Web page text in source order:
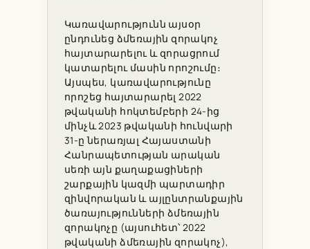
Կառավարությունն այսօր
ընդունեց ձմեռային զորակոչ
հայտարարելու և զորացրում
կատարելու մասին որոշումը։
Այսպես, կառավարությունը
որոշեց հայտարարել 2022
թվականի հոկտեմբերի 24-ից
մինչև 2023 թվականի հունվարի
31-ը ներառյալ Հայաստանի
Հանրապետության արական
սեռի այն քաղաքացիների
շարքային կազմի պարտադիր
զինվորական և այլընտրանքային
ծառայությունների ձմեռային
զորակոչը (այսուհետ՝ 2022
թվականի ձմեռային զորակոչ),